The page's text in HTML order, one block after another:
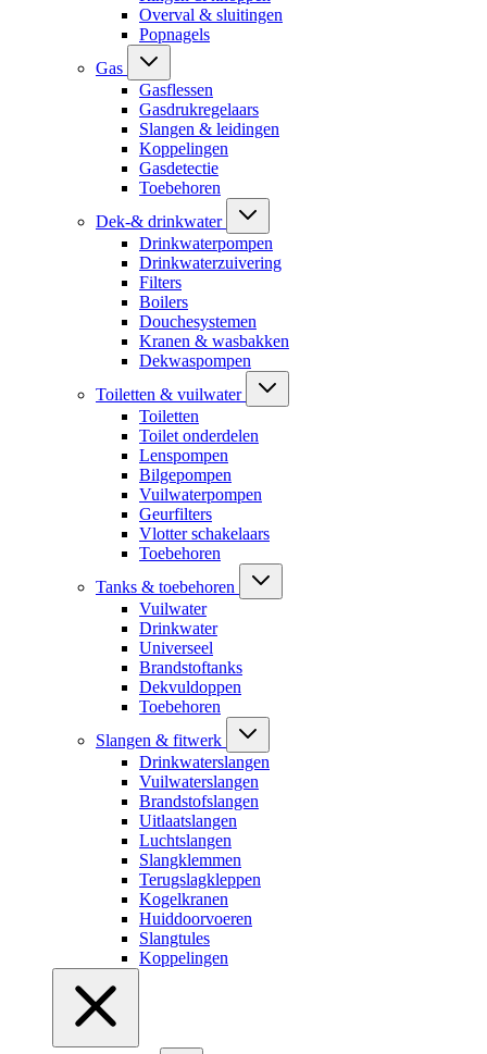
Overval & sluitingen
Popnagels
Gas
Gasflessen
Gasdrukregelaars
Slangen & leidingen
Koppelingen
Gasdetectie
Toebehoren
Dek-& drinkwater
Drinkwaterpompen
Drinkwaterzuivering
Filters
Boilers
Douchesystemen
Kranen & wasbakken
Dekwaspompen
Toiletten & vuilwater
Toiletten
Toilet onderdelen
Lenspompen
Bilgepompen
Vuilwaterpompen
Geurfilters
Vlotter schakelaars
Toebehoren
Tanks & toebehoren
Vuilwater
Drinkwater
Universeel
Brandstoftanks
Dekvuldoppen
Toebehoren
Slangen & fitwerk
Drinkwaterslangen
Vuilwaterslangen
Brandstofslangen
Uitlaatslangen
Luchtslangen
Slangklemmen
Terugslagkleppen
Kogelkranen
Huiddoorvoeren
Slangtules
Koppelingen